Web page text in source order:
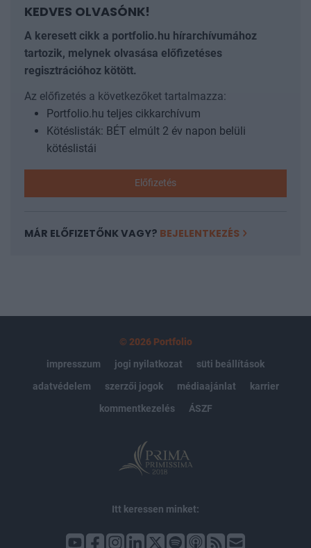
KEDVES OLVASÓNK!
A keresett cikk a portfolio.hu hírarchívumához
tartozik, melynek olvasása előfizetéses
regisztrációhoz kötött.
Az előfizetés a következőket tartalmazza:
Portfolio.hu teljes cikkarchívum
Kötéslisták: BÉT elmúlt 2 év napon belüli
kötéslistái
Előfizetés
MÁR ELŐFIZETŐNK VAGY? BEJELENTKEZÉS
© 2026 Portfolio
impresszum
jogi nyilatkozat
süti beállítások
adatvédelem
szerzői jogok médiaajánlat
karrier
kommentkezelés
ÁSZF
Itt keressen minket: